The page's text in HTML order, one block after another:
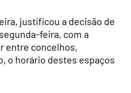
justificou a decisão de
feira, com a
entre concelhos,
o horário destes espaços